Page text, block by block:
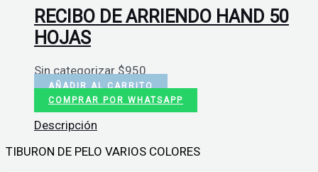
RECIBO DE ARRIENDO HAND 50
HOJAS
Sin categorizar $950
AÑADIR AL CARRITO
COMPRAR POR WHATSAPP
Descripción
TIBURON DE PELO VARIOS COLORES